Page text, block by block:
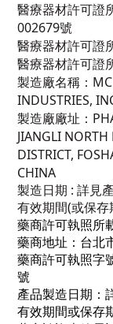
醫療器材許可證
002679號
醫療器材許可證
醫療器材許可證
製造廠名稱：
INDUSTRIES,
製造廠廠址：
JIANGLI
DISTRICT,
CHINA
製造日期 : 詳見
有效期間(或保存
藥商許可執照所
藥商地址：台北
藥商許可執照字
號
產品製造日期：
有效期間或保存